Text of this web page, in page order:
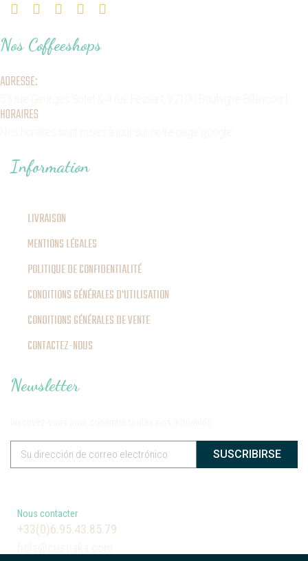
Nos Coffeeshops
ADRESSE:
HORAIRES
Information
LIVRAISON
MENTIONS LÉGALES
POLITIQUE DE CONFIDENTIALITÉ
CONDITIONS GÉNÉRALES D'UTILISATION
CONDITIONS GÉNÉRALES DE VENTE
CONTACTEZ-NOUS
Newsletter
SUSCRIBIRSE
Nous contacter
+33(0)6.95.43.85.79